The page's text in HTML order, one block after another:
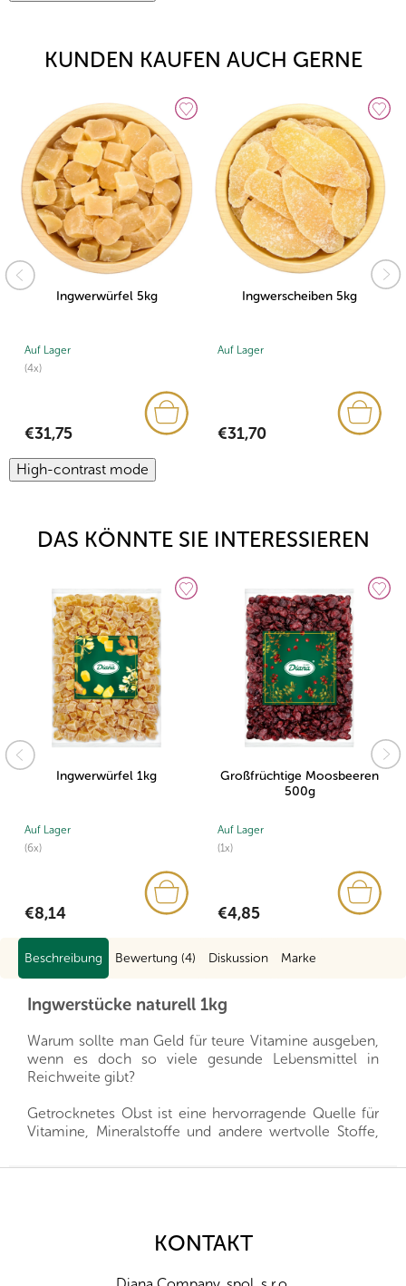
KUNDEN KAUFEN AUCH GERNE
Ingwerwürfel 5kg
(4x)
Auf Lager
€31,75
Ingwerscheiben 5kg
Auf Lager
€31,70
High-contrast mode
DAS KÖNNTE SIE INTERESSIEREN
Ingwerwürfel 1kg
(6x)
Auf Lager
€8,14
Großfrüchtige Moosbeeren
500g
(1x)
Auf Lager
€4,85
Beschreibung Bewertung (4) Diskussion Marke
Ingwerstücke naturell 1kg
Warum sollte man Geld für teure Vitamine ausgeben,
wenn es doch so viele gesunde Lebensmittel in
Reichweite gibt?
Getrocknetes Obst ist eine hervorragende Quelle für
Vitamine, Mineralstoffe und andere wertvolle Stoffe,
stellen können. Es ist eine gesunde Alternative zu
Wir importieren alle unsere Produkte direkt aus den
und des fairen Umgangs mit unseren Lieferanten sind
KONTAKT